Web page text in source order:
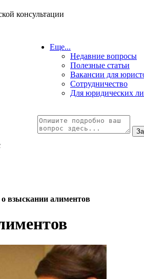
консультации
Еще...
Недавние вопросы
Полезные статьи
Вакансии для
Сотрудничество
Для юридических
о взыскании алиментов